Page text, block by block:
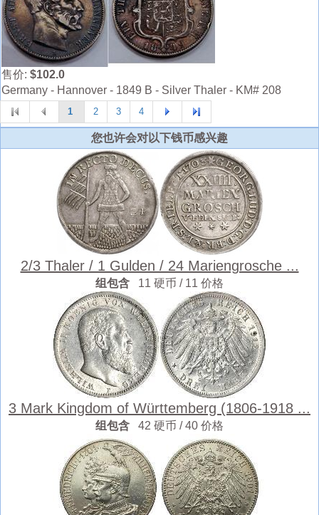
售价: $102.0
Germany - Hannover - 1849 B - Silver Thaler - KM# 208
1 2 3 4
您也许会对以下钱币感兴趣
2/3 Thaler / 1 Gulden / 24 Mariengrosche ...
组包含 11 硬币 / 11 价格
3 Mark Kingdom of Württemberg (1806-1918 ...
组包含 42 硬币 / 40 价格